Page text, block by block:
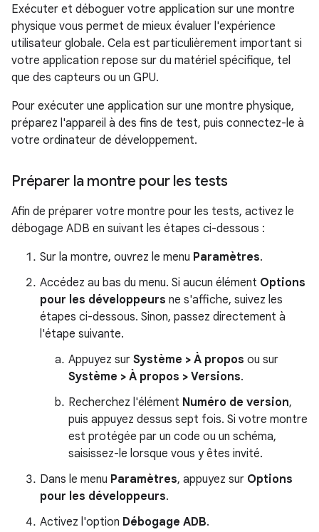
Exécuter et déboguer votre application sur une montre
physique vous permet de mieux évaluer l'expérience
utilisateur globale. Cela est particulièrement important si
votre application repose sur du matériel spécifique, tel
que des capteurs ou un GPU.
Pour exécuter une application sur une montre physique,
préparez l'appareil à des fins de test, puis connectez-le à
votre ordinateur de développement.
Préparer la montre pour les tests
Afin de préparer votre montre pour les tests, activez le
débogage ADB en suivant les étapes ci-dessous :
Sur la montre, ouvrez le menu Paramètres.
Accédez au bas du menu. Si aucun élément Options
pour les développeurs ne s'affiche, suivez les
étapes ci-dessous. Sinon, passez directement à
l'étape suivante.
Appuyez sur Système > À propos ou sur
Système > À propos > Versions.
Recherchez l'élément Numéro de version,
puis appuyez dessus sept fois. Si votre montre
est protégée par un code ou un schéma,
saisissez-le lorsque vous y êtes invité.
Dans le menu Paramètres, appuyez sur Options
pour les développeurs.
Activez l'option Débogage ADB.